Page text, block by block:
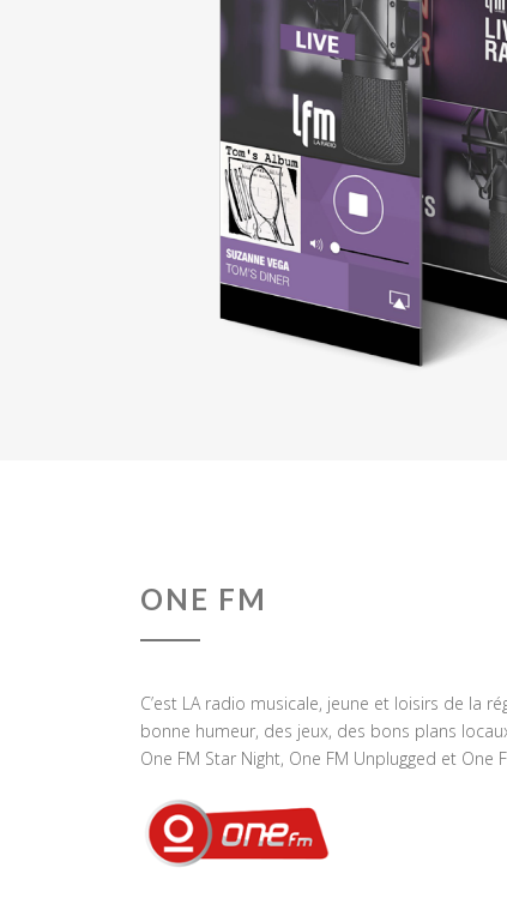
ONE FM
C’est LA radio musicale, jeune et loisirs de la
bonne humeur, des jeux, des bons plans
One FM Star Night, One FM Unplugged et One